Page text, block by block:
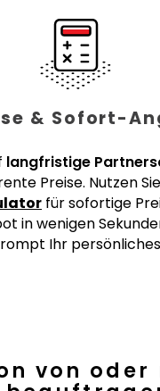
& Sofort-
langfristige
Preise. Nutzen
für sofortige
in wenigen
Ihr
von oder